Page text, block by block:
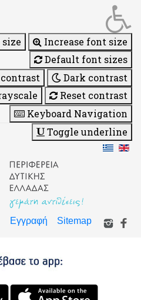
size
Increase font size
Default font sizes
Dark contrast
Reset contrast
Keyboard Navigation
Toggle underline
Εγγραφή Sitemap